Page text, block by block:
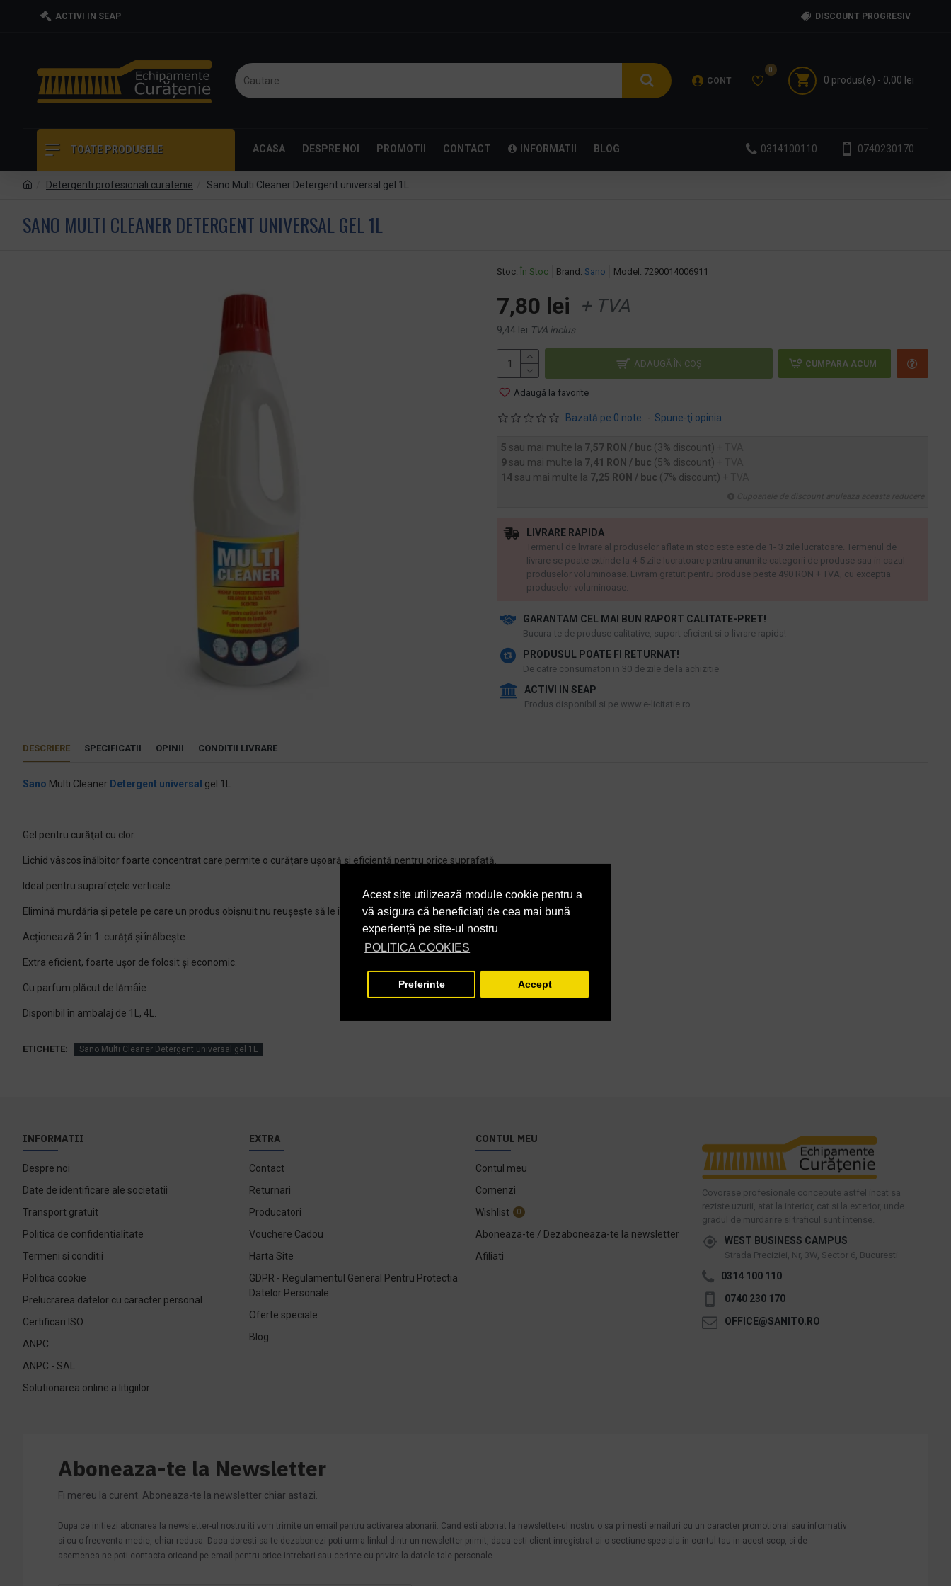
Acest site utilizează module cookie pentru a
vă asigura că beneficiați de cea mai bună
experiență pe site-ul nostru
POLITICA COOKIES
Preferinte Accept
ACTIVI IN SEAP DISCOUNT PROGRESIV
CONT
0
0 produs(e) - 0,00 lei
TOATE PRODUSELE ACASA DESPRE NOI PROMOTII CONTACT INFORMATII BLOG 0314100110 0740230170
Detergenti profesionali curatenie Sano Multi Cleaner Detergent universal gel 1L
SANO MULTI CLEANER DETERGENT UNIVERSAL GEL 1L
Stoc: În Stoc Brand: Sano Model: 7290014006911
Bazată pe 0 note. - Spune-ţi opinia
7,80 lei + TVA
9,44 lei TVA inclus
ADAUGĂ ÎN COŞ CUMPARA ACUM
Adaugă la favorite
5 sau mai multe la 7,57 RON / buc (3% discount)
9 sau mai multe la 7,41 RON / buc (5% discount)
14 sau mai multe la 7,25 RON / buc (7% discount)
GARANTAM CEL MAI BUN RAPORT CALITATE-PRET!
​Bucura-te de produse calitative, suport eficient si o livrare rapida!
PRODUSUL POATE FI RETURNAT!
De catre consumatori in 30 de zile de la achizitie
ACTIVI IN SEAP
Produs disponibil si pe www.e-licitatie.ro
LIVRARE RAPIDA
Termenul de livrare al produselor aflate in stoc este este de 1- 3 zile lucratoare. Termenul de
livrare se poate extinde la 4-5 zile lucratoare pentru anumite categorii de produse sau in cazul
produselor voluminoase. Livram gratuit pentru produse peste 490 RON + TVA, cu exceptia
produselor voluminoase.
DESCRIERE SPECIFICATII OPINII CONDITII LIVRARE
Sano Multi Cleaner Detergent universal gel 1L
Gel pentru curăţat cu clor.
Lichid vâscos înălbitor foarte concentrat care permite o curățare ușoară și eficientă pentru orice suprafață.
Ideal pentru suprafețele verticale.
Elimină murdăria și petele pe care un produs obișnuit nu reușește să le îndepărteze.
Acționează 2 în 1: curăță și înălbește.
Extra eficient, foarte ușor de folosit și economic.
Cu parfum plăcut de lămâie.
Disponibil în ambalaj de 1L, 4L.
ETICHETE: Sano Multi Cleaner Detergent universal gel 1L
INFORMATII
Despre noi
Date de identificare ale societatii
Transport gratuit
Politica de confidentialitate
Termeni si conditii
Politica cookie
Prelucrarea datelor cu caracter personal
Certificari ISO
ANPC
ANPC - SAL
Solutionarea online a litigiilor
EXTRA
Contact
Returnari
Producatori
Vouchere Cadou
Harta Site
GDPR - Regulamentul General Pentru Protectia
Datelor Personale
Oferte speciale
Blog
CONTUL MEU
Contul meu
Comenzi
Wishlist
0
Aboneaza-te / Dezaboneaza-te la newsletter
Afiliati
Covorase profesionale concepute astfel incat sa
reziste uzurii, atat la interior, cat si la exterior, unde
gradul de murdarire si traficul sunt intense.
WEST BUSINESS CAMPUS
Strada Preciziei, Nr, 3W, Sector 6, Bucuresti
0314 100 110
0740 230 170
OFFICE@SANITO.RO
Aboneaza-te la Newsletter
Fi mereu la curent. Aboneaza-te la newsletter chiar astazi.
Dupa ce initiezi abonarea la newsletter-ul nostru iti vom trimite un email pentru activarea abonarii. Cand esti abonat la newsletter-ul nostru o sa primesti emailuri cu un caracter promotional sau informativ
si cu o frecventa medie, chiar redusa. Daca doresti sa te dezabonezi poti urma linkul dintr-un newsletter primit, daca esti client inregistrat ai o sectiune speciala in contul tau in acest scop, si de
asemenea ne poti contacta oricand pe email pentru orice intrebari sau cerinte cu privire la datele tale personale.